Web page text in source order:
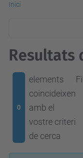
Inici
Resultats
0
elements
coincideixen
amb el
vostre criteri
de cerca